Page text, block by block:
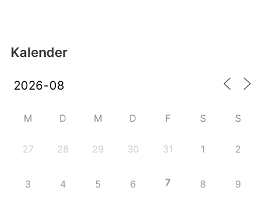
Kalender
M D M D F S S
27 28 29 30 31 1 2
3 4 5 6 7 8 9